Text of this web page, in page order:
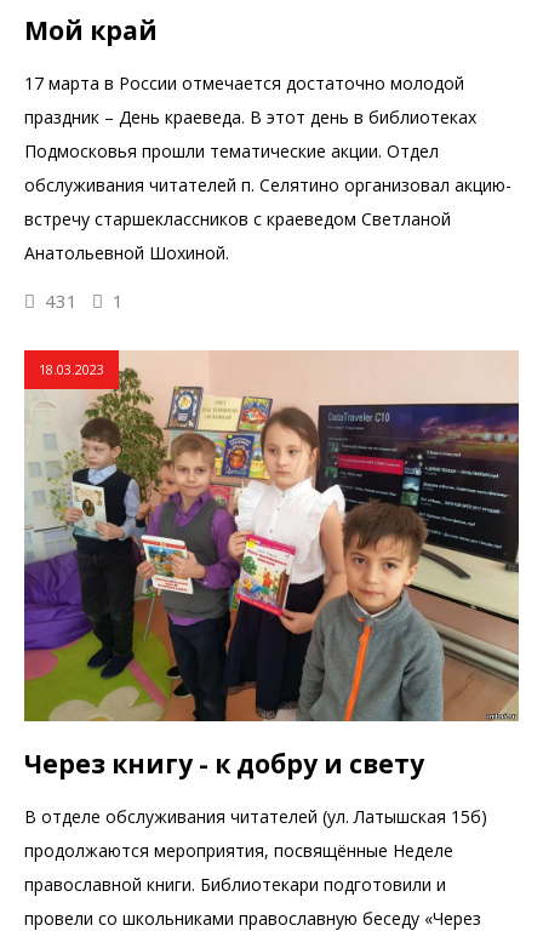
Мой край
17 марта в России отмечается достаточно молодой
праздник – День краеведа. В этот день в библиотеках
Подмосковья прошли тематические акции. Отдел
обслуживания читателей п. Селятино организовал акцию-
встречу старшеклассников с краеведом Светланой
Анатольевной Шохиной.
431 1
18.03.2023
Через книгу - к добру и свету
В отделе обслуживания читателей (ул. Латышская 15б)
продолжаются мероприятия, посвящённые Неделе
православной книги. Библиотекари подготовили и
провели со школьниками православную беседу «Через